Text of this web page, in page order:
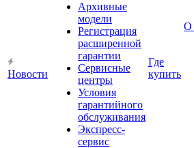
Новости
Архивные
модели
Регистрация
расширенной
гарантии
Сервисные
центры
Условия
гарантийного
обслуживания
Экспресс-
сервис
Где
купить
О